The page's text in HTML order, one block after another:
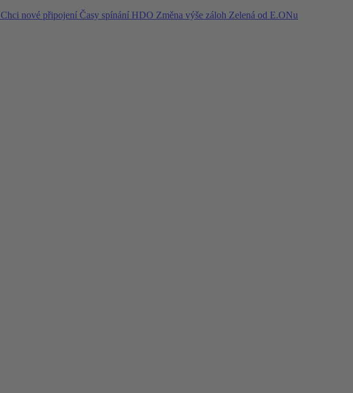
Chci nové připojení Časy spínání HDO Změna výše záloh Zelená od E.ONu